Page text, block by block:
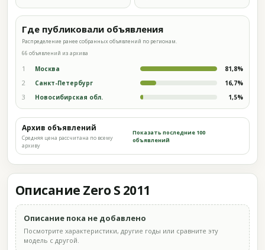
Где публиковали объявления
Распределение ранее собранных объявлений по регионам.
66 объявлений из архива
1 Москва 81,8%
2 Санкт-Петербург 16,7%
3 Новосибирская обл. 1,5%
Архив объявлений
Средняя цена рассчитана по всему
архиву
Показать последние 100
объявлений
Описание Zero S 2011
Описание пока не добавлено
Посмотрите характеристики, другие годы или сравните эту
модель с другой.